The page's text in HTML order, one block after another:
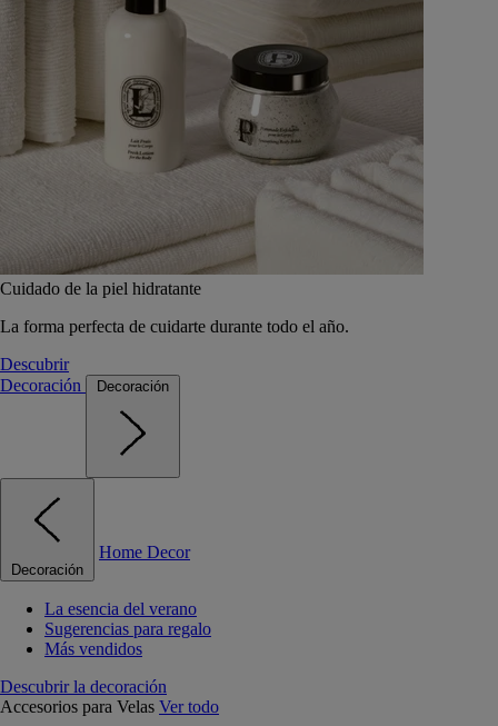
Cuidado de la piel hidratante
La forma perfecta de cuidarte durante todo el año.
Descubrir
Decoración
Decoración
Decoración
Home Decor
La esencia del verano
Sugerencias para regalo
Más vendidos
Descubrir la decoración
Accesorios para Velas Ver todo